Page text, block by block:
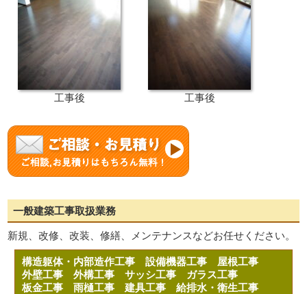
工事後 工事後
一般建築工事取扱業務
新規、改修、改装、修繕、メンテナンスなどお任せください。
構造躯体・内部造作工事設備機器工事 屋根工事
外壁工事外構工事サッシ工事 ガラス工事
板金工事雨樋工事建具工事給排水・衛生工事